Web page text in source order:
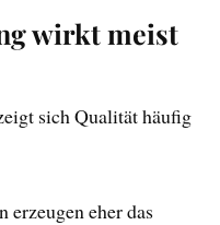
wirkt meist
sich Qualität häufig
eher das